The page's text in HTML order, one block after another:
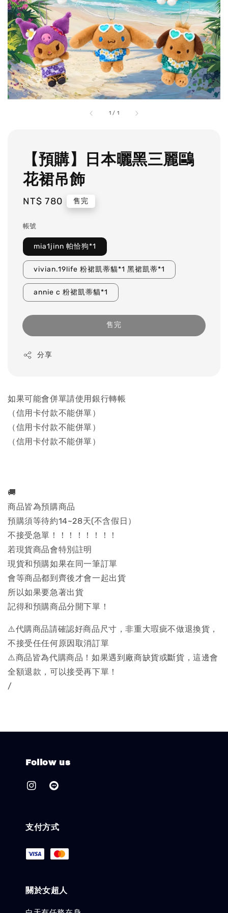
1 / 1
【預購】日本曬黑三麗鷗
花裙吊飾
Regular
NT$ 780 售完
帳號
mia1jinn 帕恰狗*1
vivian.19life 粉裙凱蒂貓*1 黑裙凱蒂*1
annie c 粉裙凱蒂貓*1
售完
分享
如果可能會併單請使用銀行轉帳
（信用卡付款不能併單）
（信用卡付款不能併單）
（信用卡付款不能併單）
🚚
商品皆為預購商品
預購須等待約14~28天(不含假日）
不接受急單！！！！！！！！
若現貨商品會特別註明
現貨和預購如果在同一筆訂單
會等商品都到齊後才會一起出貨
所以如果要急著出貨
記得和預購商品分開下單！
⚠️代購商品請確認好商品尺寸，非重大瑕疵不做退換貨，
不接受任任何原因取消訂單
⚠️商品皆為代購商品！如果遇到廠商缺貨或斷貨，這邊會
全額退款，可以接受再下單！
/
Follow us
支付方式
關於女超人